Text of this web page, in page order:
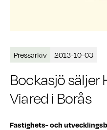
Pressarkiv 2013-10-03
Bockasjö säljer
Viared i Borås
Fastighets- och